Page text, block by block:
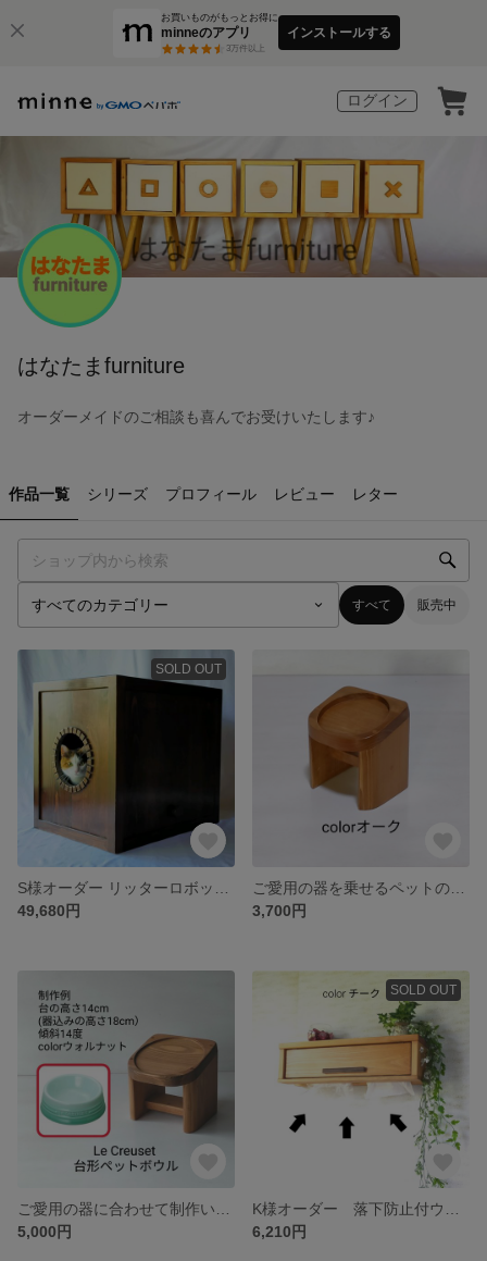
お買いものがもっとお得に
minneのアプリ
3万件以上
インストールする
ログイン
はなたまfurniture
オーダーメイドのご相談も喜んでお受けいたします♪
作品一覧 シリーズ プロフィール レビュー レター
すべて 販売中
SOLD OUT
49,680円
3,700円
5,000円
SOLD OUT
6,210円